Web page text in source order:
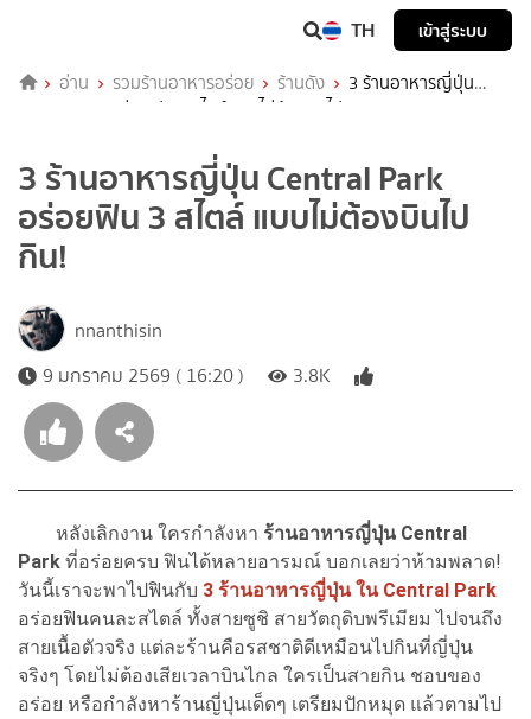
TH เข้าสู่ระบบ
อ่าน รวมร้านอาหารอร่อย ร้านดัง
3 ร้านอาหารญี่ปุ่น
Central Park อร่อยฟิน 3 สไตล์ แบบไม่ต้องบินไปกิน!
3 ร้านอาหารญี่ปุ่น Central Park
อร่อยฟิน 3 สไตล์ แบบไม่ต้องบินไป
กิน!
nnanthisin
9 มกราคม 2569 ( 16:20 )
3.8K
หลังเลิกงาน ใครกำลังหา ร้านอาหารญี่ปุ่น Central
Park ที่อร่อยครบ ฟินได้หลายอารมณ์ บอกเลยว่าห้ามพลาด!
วันนี้เราจะพาไปฟินกับ 3 ร้านอาหารญี่ปุ่น ใน Central Park
อร่อยฟินคนละสไตล์ ทั้งสายซูชิ สายวัตถุดิบพรีเมียม ไปจนถึง
สายเนื้อตัวจริง แต่ละร้านคือรสชาติดีเหมือนไปกินที่ญี่ปุ่น
จริงๆ โดยไม่ต้องเสียเวลาบินไกล ใครเป็นสายกิน ชอบของ
อร่อย หรือกำลังหาร้านญี่ปุ่นเด็ดๆ เตรียมปักหมุด แล้วตามไป